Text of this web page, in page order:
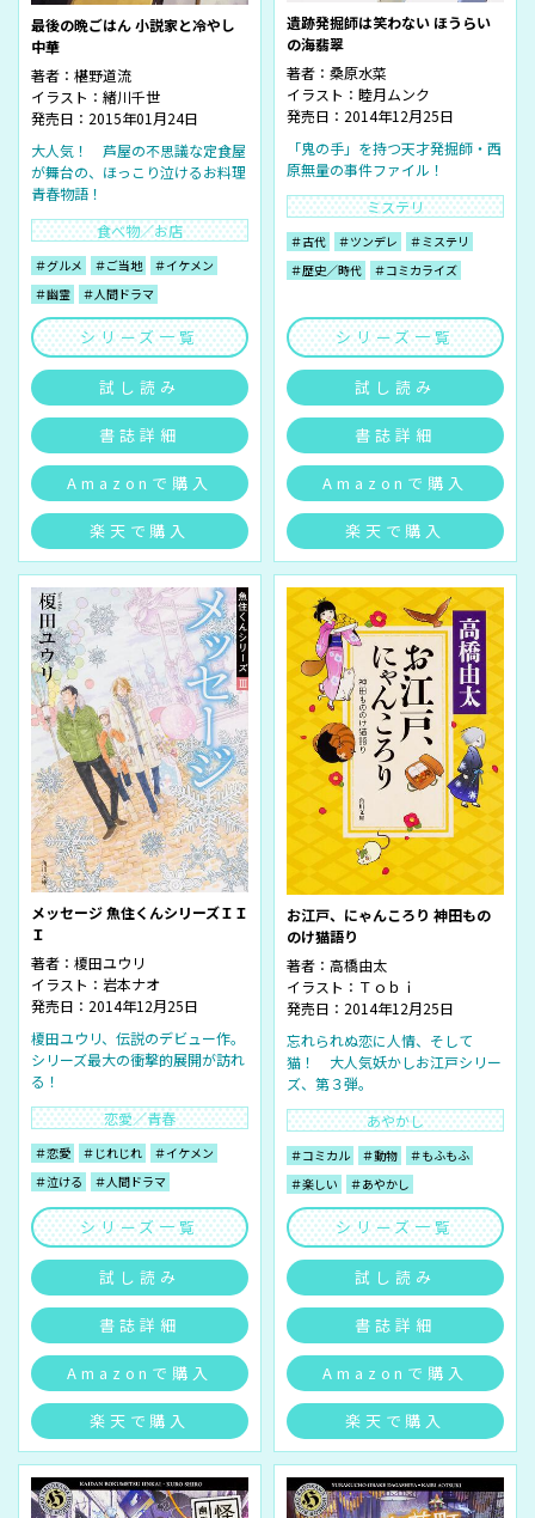
最後の晩ごはん 小説家と冷やし
中華
著者： 椹野道流
イラスト： 緒川千世
発売日：2015年01月24日
大人気！ 芦屋の不思議な定食屋
が舞台の、ほっこり泣けるお料理
青春物語！
食べ物／お店
＃グルメ ＃ご当地
＃イケメン
＃幽霊
＃人間ドラマ
シリーズ一覧
試し読み
書誌詳細
Amazonで購入
楽天で購入
遺跡発掘師は笑わない ほうらい
の海翡翠
著者： 桑原水菜
イラスト： 睦月ムンク
発売日：2014年12月25日
「鬼の手」を持つ天才発掘師・西
原無量の事件ファイル！
ミステリ
＃古代 ＃ツンデレ
＃ミステリ
＃歴史／時代
＃コミカライズ
シリーズ一覧
試し読み
書誌詳細
Amazonで購入
楽天で購入
メッセージ 魚住くんシリーズＩＩ
Ｉ
著者： 榎田ユウリ
イラスト： 岩本ナオ
発売日：2014年12月25日
榎田ユウリ、伝説のデビュー作。
シリーズ最大の衝撃的展開が訪れ
る！
恋愛／青春
＃恋愛 ＃じれじれ
＃イケメン
＃泣ける
＃人間ドラマ
シリーズ一覧
試し読み
書誌詳細
Amazonで購入
楽天で購入
お江戸、にゃんころり 神田もの
のけ猫語り
著者： 高橋由太
イラスト： Ｔｏｂｉ
発売日：2014年12月25日
忘れられぬ恋に人情、そして
猫！ 大人気妖かしお江戸シリー
ズ、第３弾。
あやかし
＃コミカル ＃動物
＃もふもふ
＃楽しい
＃あやかし
シリーズ一覧
試し読み
書誌詳細
Amazonで購入
楽天で購入